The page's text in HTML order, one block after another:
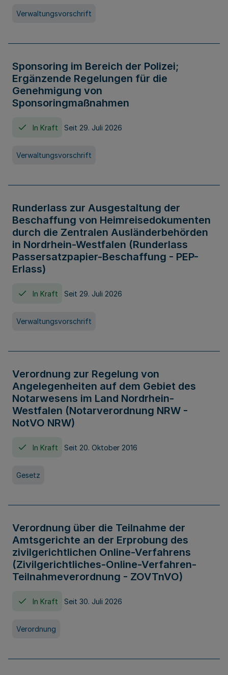
Verwaltungsvorschrift
Sponsoring im Bereich der Polizei;
Ergänzende Regelungen für die
Genehmigung von
Sponsoringmaßnahmen
In Kraft Seit 29. Juli 2026
Verwaltungsvorschrift
Runderlass zur Ausgestaltung der
Beschaffung von Heimreisedokumenten
durch die Zentralen Ausländerbehörden
in Nordrhein-Westfalen (Runderlass
Passersatzpapier-Beschaffung - PEP-
Erlass)
In Kraft Seit 29. Juli 2026
Verwaltungsvorschrift
Verordnung zur Regelung von
Angelegenheiten auf dem Gebiet des
Notarwesens im Land Nordrhein-
Westfalen (Notarverordnung NRW -
NotVO NRW)
In Kraft Seit 20. Oktober 2016
Gesetz
Verordnung über die Teilnahme der
Amtsgerichte an der Erprobung des
zivilgerichtlichen Online-Verfahrens
(Zivilgerichtliches-Online-Verfahren-
Teilnahmeverordnung - ZOVTnVO)
In Kraft Seit 30. Juli 2026
Verordnung